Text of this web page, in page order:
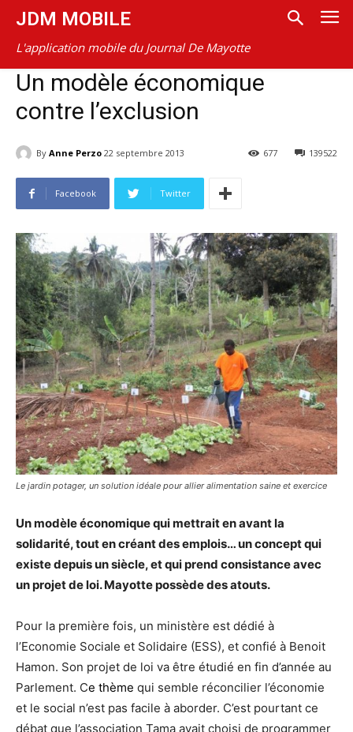
JDM MOBILE
L'application mobile du Journal De Mayotte
Un modèle économique
contre l’exclusion
By Anne Perzo 22 septembre 2013 139522
677
Facebook Twitter
Le jardin potager, un solution idéale pour allier alimentation saine et exercice
Un modèle économique qui mettrait en avant la
solidarité, tout en créant des emplois… un concept qui
existe depuis un siècle, et qui prend consistance avec
un projet de loi. Mayotte possède des atouts.
Pour la première fois, un ministère est dédié à
l’Economie Sociale et Solidaire (ESS), et confié à Benoit
Hamon. Son projet de loi va être étudié en fin d’année au
Parlement. Ce thème qui semble réconcilier l’économie
et le social n’est pas facile à aborder. C’est pourtant ce
débat que l’association Tama avait choisi de programmer